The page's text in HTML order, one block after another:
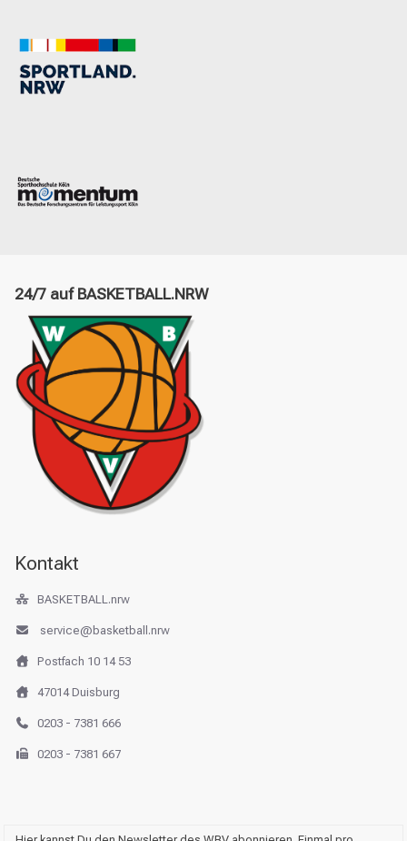
24/7 auf BASKETBALL.NRW
Kontakt
BASKETBALL.nrw
service@basketball.nrw
Postfach 10 14 53
47014 Duisburg
0203 - 7381 666
0203 - 7381 667